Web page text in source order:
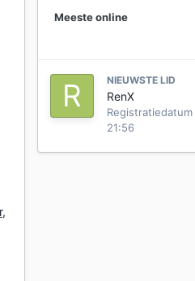
Meeste online
NIEUWSTE LID
RenX
Registratiedatum
21:56